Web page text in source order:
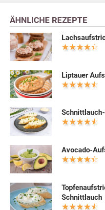
ÄHNLICHE REZEPTE
Liptauer
Avocado-
Schnittlauch